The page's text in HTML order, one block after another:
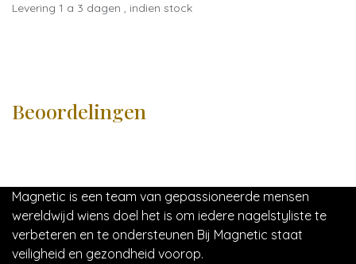
Levering 1 a 3 dagen , indien stock
Beoordelingen
Magnetic is een team van gepassioneerde mensen
wereldwijd wiens doel het is om iedere nagelstyliste te
verbeteren en te ondersteunen Bij Magnetic staat
veiligheid en gezondheid voorop.